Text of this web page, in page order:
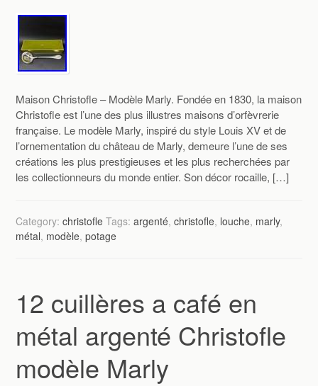
Maison Christofle – Modèle Marly. Fondée en 1830, la maison
Christofle est l’une des plus illustres maisons d’orfèvrerie
française. Le modèle Marly, inspiré du style Louis XV et de
l’ornementation du château de Marly, demeure l’une de ses
créations les plus prestigieuses et les plus recherchées par
les collectionneurs du monde entier. Son décor rocaille, […]
Category:christofle Tags:argenté,christofle, louche, marly,
métal, modèle,potage
12 cuillères a café en
métal argenté Christofle
modèle Marly